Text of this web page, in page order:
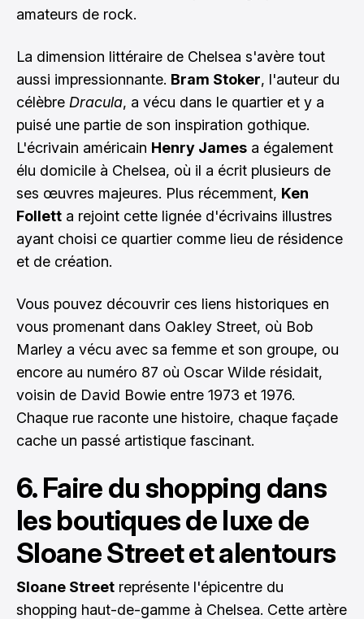
amateurs de rock.
La dimension littéraire de Chelsea s'avère tout
aussi impressionnante. Bram Stoker, l'auteur du
célèbre Dracula, a vécu dans le quartier et y a
puisé une partie de son inspiration gothique.
L'écrivain américain Henry James a également
élu domicile à Chelsea, où il a écrit plusieurs de
ses œuvres majeures. Plus récemment, Ken
Follett a rejoint cette lignée d'écrivains illustres
ayant choisi ce quartier comme lieu de résidence
et de création.
Vous pouvez découvrir ces liens historiques en
vous promenant dans Oakley Street, où Bob
Marley a vécu avec sa femme et son groupe, ou
encore au numéro 87 où Oscar Wilde résidait,
voisin de David Bowie entre 1973 et 1976.
Chaque rue raconte une histoire, chaque façade
cache un passé artistique fascinant.
6. Faire du shopping dans
les boutiques de luxe de
Sloane Street et alentours
Sloane Street représente l'épicentre du
shopping haut-de-gamme à Chelsea. Cette artère